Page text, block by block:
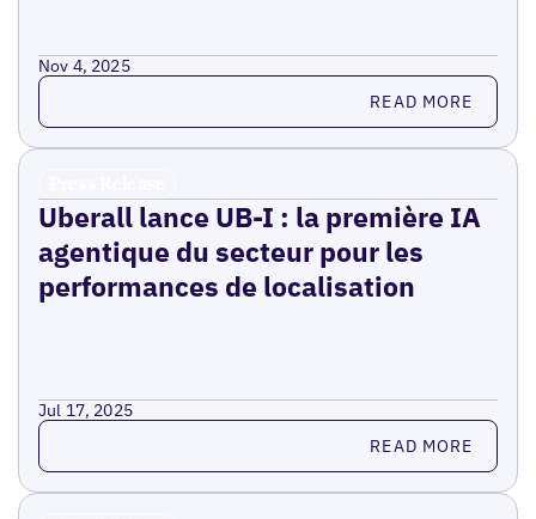
Nov 4, 2025
Read more READ MORE
Uberall lance UB-I : la première IA
agentique du secteur pour les
performances de localisation
Jul 17, 2025
Read more READ MORE